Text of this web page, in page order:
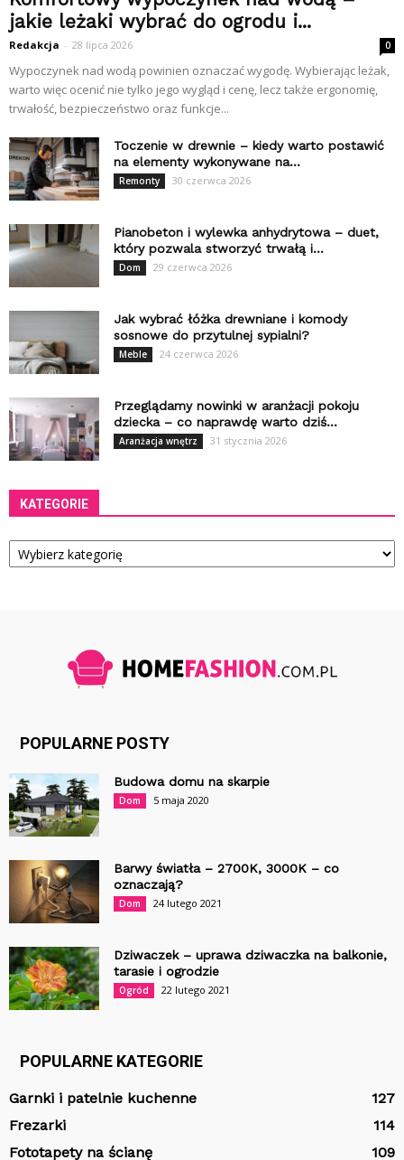
jakie leżaki wybrać do ogrodu i...
Redakcja - 28 lipca 2026 0
Wypoczynek nad wodą powinien oznaczać wygodę. Wybierając leżak,
warto więc ocenić nie tylko jego wygląd i cenę, lecz także ergonomię,
trwałość, bezpieczeństwo oraz funkcje...
Toczenie w drewnie – kiedy warto postawić
na elementy wykonywane na...
Remonty 30 czerwca 2026
Pianobeton i wylewka anhydrytowa – duet,
który pozwala stworzyć trwałą i...
Dom 29 czerwca 2026
Jak wybrać łóżka drewniane i komody
sosnowe do przytulnej sypialni?
Meble 24 czerwca 2026
Przeglądamy nowinki w aranżacji pokoju
dziecka – co naprawdę warto dziś...
Aranżacja wnętrz 31 stycznia 2026
KATEGORIE
Kategorie
POPULARNE POSTY
Budowa domu na skarpie
Dom 5 maja 2020
Barwy światła – 2700K, 3000K – co
oznaczają?
Dom 24 lutego 2021
Dziwaczek – uprawa dziwaczka na balkonie,
tarasie i ogrodzie
Ogród 22 lutego 2021
POPULARNE KATEGORIE
Garnki i patelnie kuchenne
127
Frezarki
114
Fototapety na ścianę
109